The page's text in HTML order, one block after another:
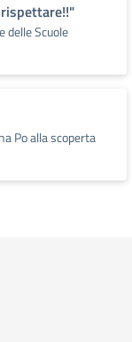
delle Scuole
Po alla scoperta